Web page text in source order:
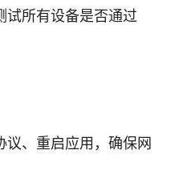
试所有设备是否通过
议、重启应用，确保网